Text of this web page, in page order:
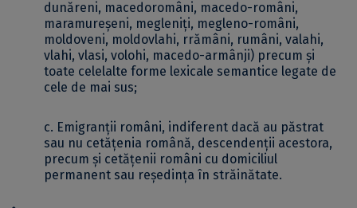
dunăreni, macedoromâni, macedo-români,
maramureşeni, megleniţi, megleno-români,
moldoveni, moldovlahi, rrămâni, rumâni, valahi,
vlahi, vlasi, volohi, macedo-armânji) precum și
toate celelalte forme lexicale semantice legate de
cele de mai sus;
c. Emigranții români, indiferent dacă au păstrat
sau nu cetățenia română, descendenții acestora,
precum și cetățenii români cu domiciliul
permanent sau reședința în străinătate.